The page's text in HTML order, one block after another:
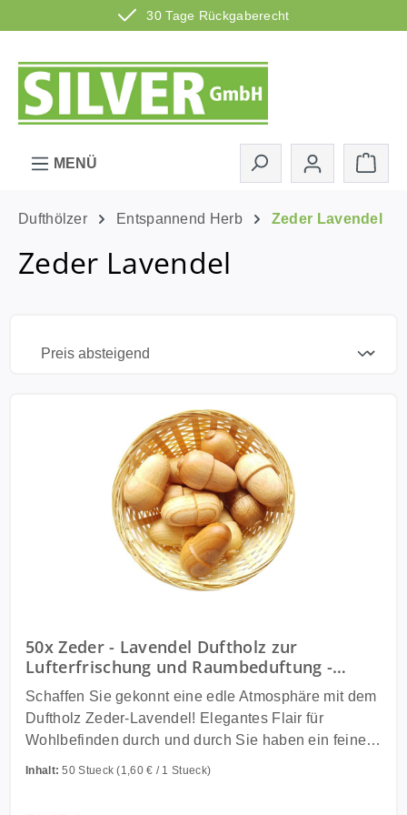
30 Tage Rückgaberecht
Zum Hauptinhalt springen
MENÜ
Dufthölzer Entspannend Herb Zeder Lavendel
Zeder Lavendel
50x Zeder - Lavendel Duftholz zur
Lufterfrischung und Raumbeduftung -
Dufthölzer - Duftfrüchte - Duf
Schaffen Sie gekonnt eine edle Atmosphäre mit dem
Duftholz Zeder-Lavendel! Elegantes Flair für
Wohlbefinden durch und durch Sie haben ein feines
Inhalt:50 Stueck(1,60 € / 1 Stueck)